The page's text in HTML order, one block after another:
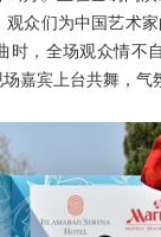
众们为中国艺术
时，全场观众情不
嘉宾上台共舞，气